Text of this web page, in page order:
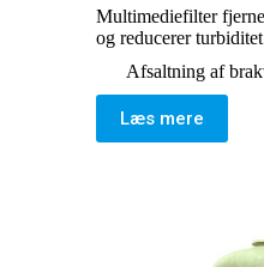
Multimediefilter
og reducerer
Afsaltning af
Læs mere